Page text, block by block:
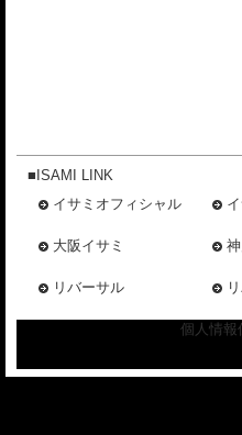
■ISAMI LINK
イサミオフィシャル
大阪イサミ
リバーサル
個人情報